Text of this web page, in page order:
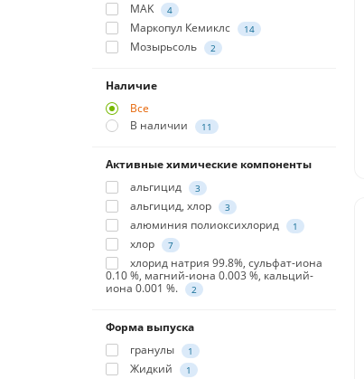
MAK
4
Маркопул Кемиклс 14
Мозырьсоль 2
Наличие
Все
В наличии
11
Активные химические компоненты
альгицид
3
альгицид, хлор 3
алюминия полиоксихлорид 1
хлор 7
хлорид натрия 99.8%, сульфат-иона
0.10 %, магний-иона 0.003 %, кальций-
иона 0.001 %.
2
Форма выпуска
гранулы
1
Жидкий 1